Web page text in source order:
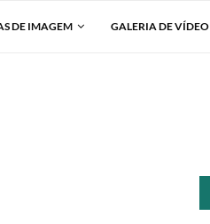
DE IMAGEM GALERIA DE VÍDEO